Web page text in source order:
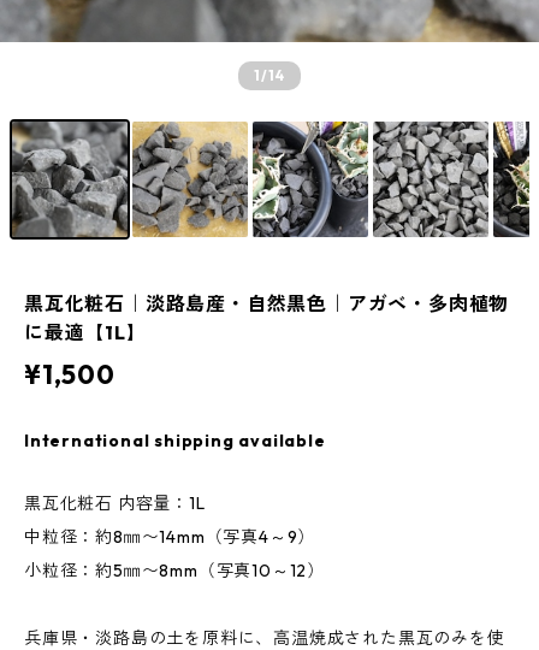
1/14
黒瓦化粧石｜淡路島産・自然黒色｜アガベ・多肉植物
に最適【1L】
¥1,500
International shipping available
黒瓦化粧石 内容量：1L
中粒径：約8㎜〜14mm（写真4～9）
小粒径：約5㎜〜8mm（写真10～12）
兵庫県・淡路島の土を原料に、高温焼成された黒瓦のみを使